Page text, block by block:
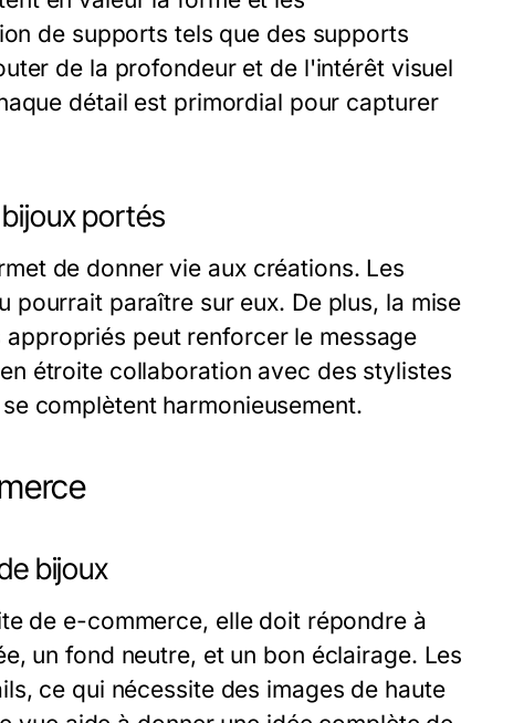
de supports tels que des supports
de la profondeur et de l'intérêt visuel
détail est primordial pour capturer
portés
de donner vie aux créations. Les
pourrait paraître sur eux. De plus, la mise
peut renforcer le message
étroite collaboration avec des stylistes
complètent harmonieusement.
bijoux
de e-commerce, elle doit répondre à
un fond neutre, et un bon éclairage. Les
ce qui nécessite des images de haute